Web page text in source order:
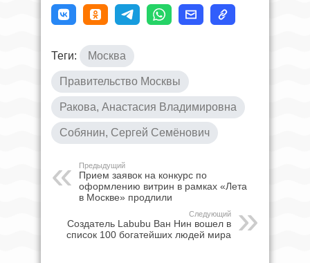
Теги: Москва
Правительство Москвы
Ракова, Анастасия Владимировна
Собянин, Сергей Семёнович
Предыдущий
Прием заявок на конкурс по
оформлению витрин в рамках «Лета
в Москве» продлили
Следующий
Создатель Labubu Ван Нин вошел в
список 100 богатейших людей мира